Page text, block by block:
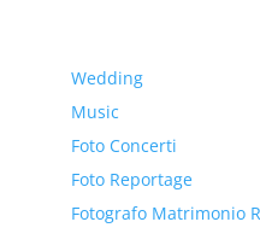
Wedding
Music
Foto Concerti
Foto Reportage
Fotografo Matrimonio